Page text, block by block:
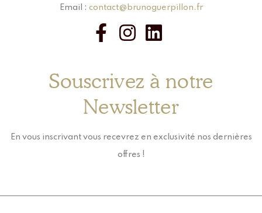
Email : contact@brunoguerpillon.fr
Souscrivez à notre
Newsletter
En vous inscrivant vous recevrez en exclusivité nos dernières
offres !